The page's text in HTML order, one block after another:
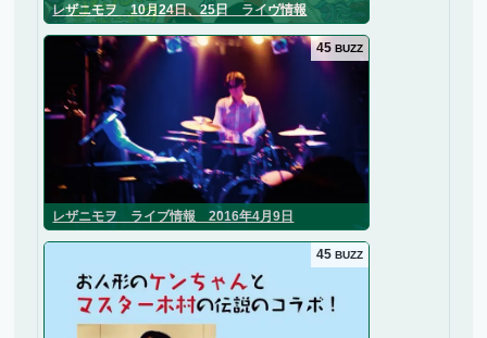
レザニモヲ 10月24日、25日 ライヴ情報
レザニモヲ ライブ情報 2016年4月9日
45 BUZZ
45 BUZZ